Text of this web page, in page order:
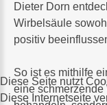
Dieter Dorn
Wirbelsäule
positiv
So ist es mithilfe
eine
Diese Seite nutzt
Diese Internetseite